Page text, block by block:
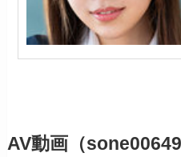
AV動画（